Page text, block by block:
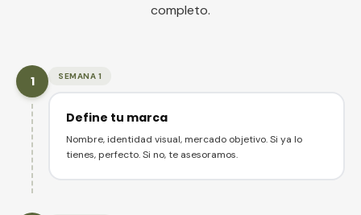
completo.
1 SEMANA 1
Define tu marca
Nombre, identidad visual, mercado objetivo. Si ya lo
tienes, perfecto. Si no, te asesoramos.